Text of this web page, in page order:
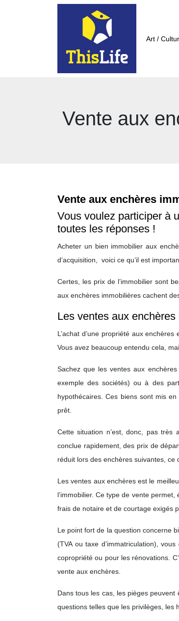
Art /
Vente aux
Vente aux enchères
Vous voulez participer à
toutes les réponses !
Acheter un bien immobilier aux
d’acquisition, voici ce qu’il est
Certes, les prix de l’immobilier sont
aux enchères immobilières cachent
Les ventes aux
L’achat d’une propriété aux
Vous avez beaucoup entendu cela,
Sachez que les ventes aux
exemple des sociétés) ou à des
hypothécaires. Ces biens sont mis
prêt.
Cette situation n’est, donc, pas
conclue rapidement, des prix de
réduit lors des enchères suivantes, ce
Les ventes aux enchères est le
l’immobilier. Ce type de vente
frais de notaire et de courtage exigés
Le point fort de la question concerne
(TVA ou taxe d’immatriculation),
copropriété ou pour les rénovations.
vente aux enchères.
Dans tous les cas, les pièges
questions telles que les privilèges, les